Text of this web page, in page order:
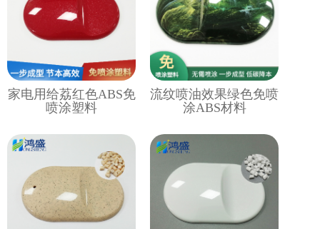
家电用给荔红色ABS免
喷涂塑料
流纹喷油效果绿色免喷
涂ABS材料